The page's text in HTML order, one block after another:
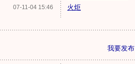
07-11-04 15:46
火炬
我要发布